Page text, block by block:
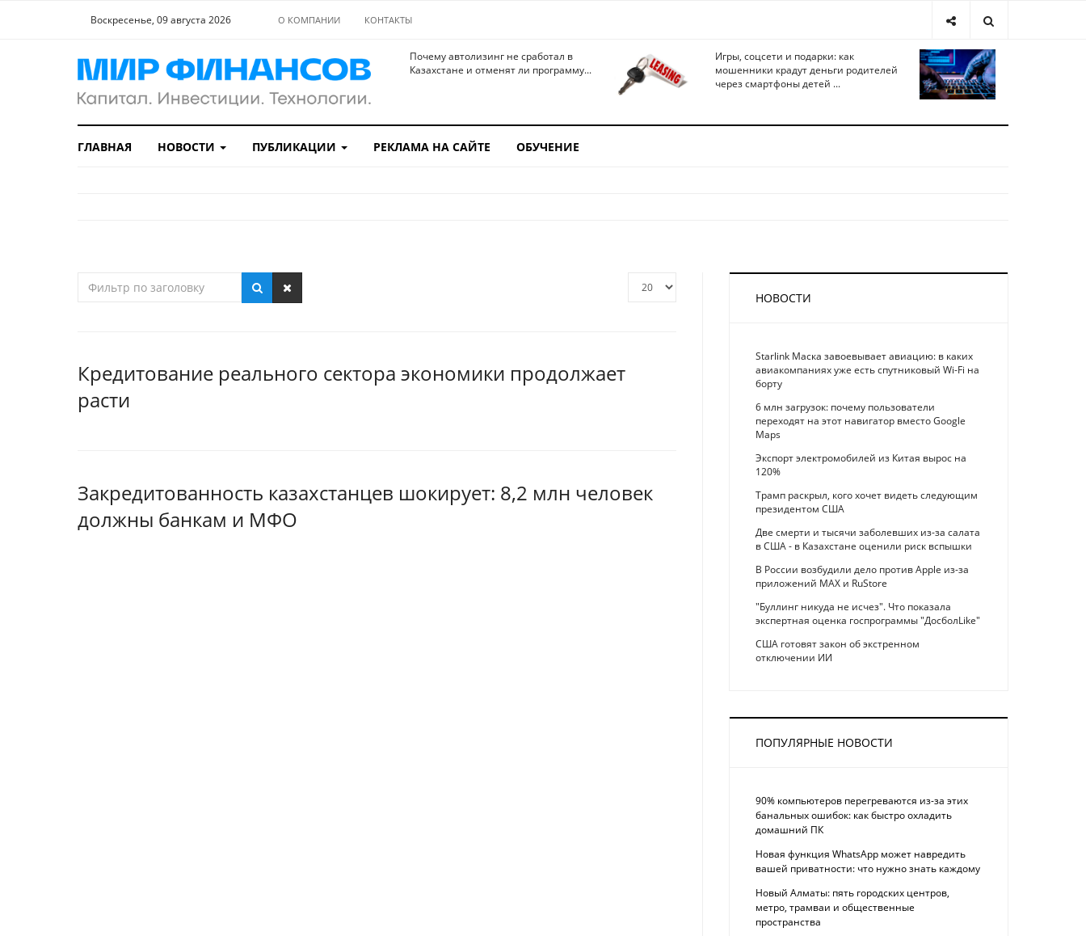
Воскресенье, 09 августа 2026 О КОМПАНИИ КОНТАКТЫ
Почему автолизинг не сработал в
Казахстане и отменят ли программу...
Игры, соцсети и подарки: как
мошенники крадут деньги родителей
через смартфоны детей ...
ГЛАВНАЯ НОВОСТИ ПУБЛИКАЦИИ РЕКЛАМА НА САЙТЕ ОБУЧЕНИЕ
Кредитование реального сектора экономики продолжает
расти
Закредитованность казахстанцев шокирует: 8,2 млн человек
должны банкам и МФО
НОВОСТИ
Starlink Маска завоевывает авиацию: в каких
авиакомпаниях уже есть спутниковый Wi-Fi на
борту
6 млн загрузок: почему пользователи
переходят на этот навигатор вместо Google
Maps
Экспорт электромобилей из Китая вырос на
120%
Трамп раскрыл, кого хочет видеть следующим
президентом США
Две смерти и тысячи заболевших из-за салата
в США - в Казахстане оценили риск вспышки
В России возбудили дело против Apple из-за
приложений MAX и RuStore
"Буллинг никуда не исчез". Что показала
экспертная оценка госпрограммы "ДосболLike"
США готовят закон об экстренном
отключении ИИ
ПОПУЛЯРНЫЕ НОВОСТИ
90% компьютеров перегреваются из-за этих
банальных ошибок: как быстро охладить
домашний ПК
Новая функция WhatsApp может навредить
вашей приватности: что нужно знать каждому
Новый Алматы: пять городских центров,
метро, трамваи и общественные
пространства